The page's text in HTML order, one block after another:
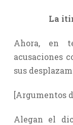
La
Ahora, en
acusaciones
sus
[Argumentos
Alegan el